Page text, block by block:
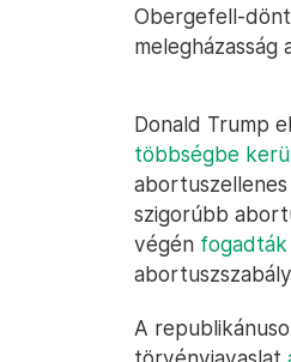
Obergefell-
melegházasság
Donald Trump
többségbe
szigorúbb
végén fogadták
A